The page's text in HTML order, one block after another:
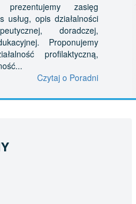
zasięg
usług, opis działalności
doradczej,
Proponujemy
profilaktyczną,
Czytaj o Poradni